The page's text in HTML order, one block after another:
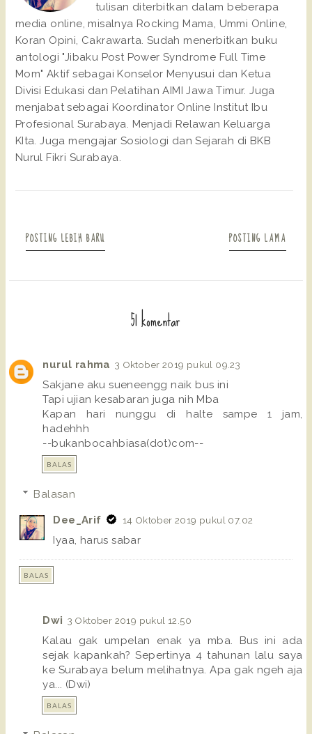
tulisan diterbitkan dalam beberapa
media online, misalnya Rocking Mama, Ummi Online,
Koran Opini, Cakrawarta. Sudah menerbitkan buku
antologi "Jibaku Post Power Syndrome Full Time
Mom" Aktif sebagai Konselor Menyusui dan Ketua
Divisi Edukasi dan Pelatihan AIMI Jawa Timur. Juga
menjabat sebagai Koordinator Online Institut Ibu
Profesional Surabaya. Menjadi Relawan Keluarga
KIta. Juga mengajar Sosiologi dan Sejarah di BKB
Nurul Fikri Surabaya.
POSTING LEBIH BARU POSTING LAMA
51 komentar
nurul rahma 3 Oktober 2019 pukul 09.23
Sakjane aku sueneengg naik bus ini
Tapi ujian kesabaran juga nih Mba
Kapan hari nunggu di halte sampe 1 jam,
hadehhh
--bukanbocahbiasa(dot)com--
BALAS
Balasan
Dee_Arif 14 Oktober 2019 pukul 07.02
Iyaa, harus sabar
BALAS
Dwi 3 Oktober 2019 pukul 12.50
Kalau gak umpelan enak ya mba. Bus ini ada
sejak kapankah? Sepertinya 4 tahunan lalu saya
ke Surabaya belum melihatnya. Apa gak ngeh aja
ya... (Dwi)
BALAS